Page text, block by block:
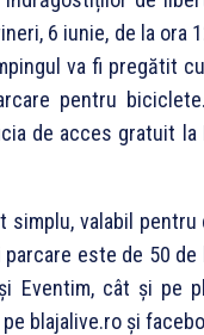
6 iunie, de la ora
va fi pregătit
pentru
de acces gratuit
simplu, valabil
este de 50
Eventim, cât și pe
blajalive.ro și